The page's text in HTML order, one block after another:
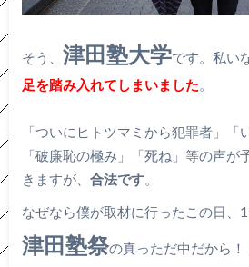
そう、 津田塾大学です。私い
足を踏み入れてしまいました。
「ついにヒトツマミから犯罪者」「
「破廉恥の極み」「死ね」等の声が
きますが、 合法です。
なぜなら僕が取材に行ったこの日、
津田塾祭の真っただ中だから！